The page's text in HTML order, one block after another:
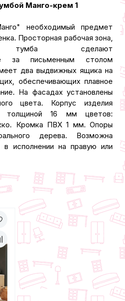
Манго-крем 1
необходимый предмет
Просторная рабочая зона,
тумба сделают
за письменным столом
два выдвижных ящика на
обеспечивающих плавное
На фасадах установлены
цвета. Корпус изделия
16 мм цветов:
Кромка ПВХ 1 мм. Опоры
дерева. Возможна
в исполнении на правую или